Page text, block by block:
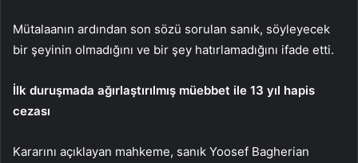
Mütalaanın ardından son sözü sorulan sanık, söyleyecek
bir şeyinin olmadığını ve bir şey hatırlamadığını ifade etti.
İlk duruşmada ağırlaştırılmış müebbet ile 13 yıl hapis
cezası
Kararını açıklayan mahkeme, sanık Yoosef Bagherian